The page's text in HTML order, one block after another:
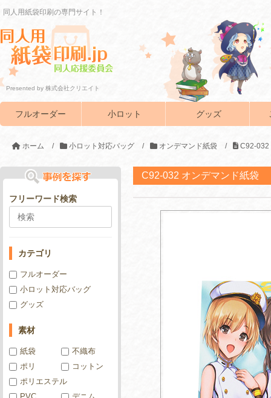
同人用紙袋印刷の専門サイト！
Presented by 株式会社クリエイト
フルオーダー 小ロット グッズ
ホーム / 小ロット対応バッグ / オンデマンド紙袋 / C92-032
C92-032 オンデマンド紙袋
フリーワード検索
カテゴリ
フルオーダー
小ロット対応バッグ
グッズ
素材
紙袋
不織布
ポリ
コットン
ポリエステル